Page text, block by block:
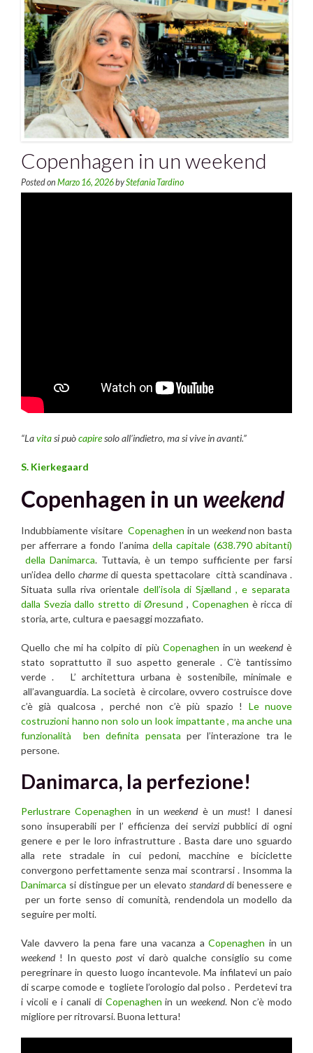
Copenhagen in un weekend
Posted on Marzo 16, 2026byStefania Tardino
“Lavitasi puòcapiresolo all’indietro, ma si vive in avanti.”
S. Kierkegaard
Copenhagen in un weekend
Indubbiamente visitareCopenaghen in un weekendnon basta
per afferrare a fondo l’anima della capitale (638.790 abitanti)
della Danimarca. Tuttavia, è un tempo sufficiente per farsi
un’idea dello charme di questa spettacolare città scandinava .
Situata sulla riva orientale dell’isola di Sjælland , e separata
dalla Svezia dallo stretto di Øresund , Copenaghen è ricca di
storia, arte, cultura e paesaggi mozzafiato.
Quello che mi ha colpito di più Copenaghen in un weekendè
stato soprattutto il suo aspetto generale . C’è tantissimo
verde . L’ architettura urbana è sostenibile, minimale e
all’avanguardia. La società è circolare, ovvero costruisce dove
c’è già qualcosa , perché non c’è più spazio ! Le nuove
costruzioni hanno non solo un look impattante , ma anche una
funzionalità ben definita pensata per l’interazione tra le
persone.
Danimarca, la perfezione!
Perlustrare Copenaghen in unweekendè unmust! I danesi
sono insuperabili per l’ efficienza dei servizi pubblici di ogni
genere e per le loro infrastrutture . Basta dare uno sguardo
alla rete stradale in cui pedoni, macchine e biciclette
convergono perfettamente senza mai scontrarsi . Insomma la
Danimarca si distingue per un elevato standarddi benessere e
per un forte senso di comunità, rendendola un modello da
seguire per molti.
Vale davvero la pena fare una vacanza aCopenaghen in un
weekend! In questopost vi darò qualche consiglio su come
peregrinare in questo luogo incantevole. Ma infilatevi un paio
di scarpe comode e togliete l’orologio dal polso . Perdetevi tra
i vicoli e i canali di Copenaghen in unweekend. Non c’è modo
migliore per ritrovarsi. Buona lettura!